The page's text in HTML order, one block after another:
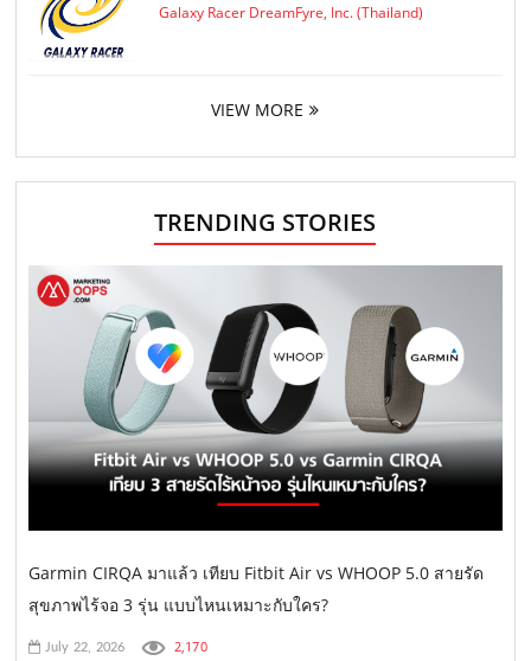
Galaxy Racer DreamFyre, Inc. (Thailand)
VIEW MORE
TRENDING STORIES
Garmin CIRQA มาแล้ว เทียบ Fitbit Air vs WHOOP 5.0 สายรัด
สุขภาพไร้จอ 3 รุ่น แบบไหนเหมาะกับใคร?
July 22, 2026 2,170